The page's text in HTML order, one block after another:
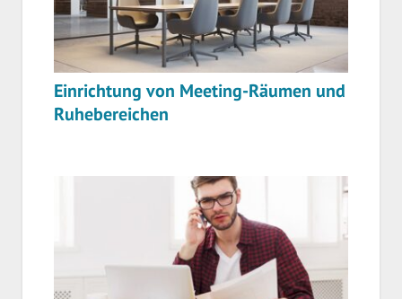
Einrichtung von Meeting-Räumen und
Ruhebereichen